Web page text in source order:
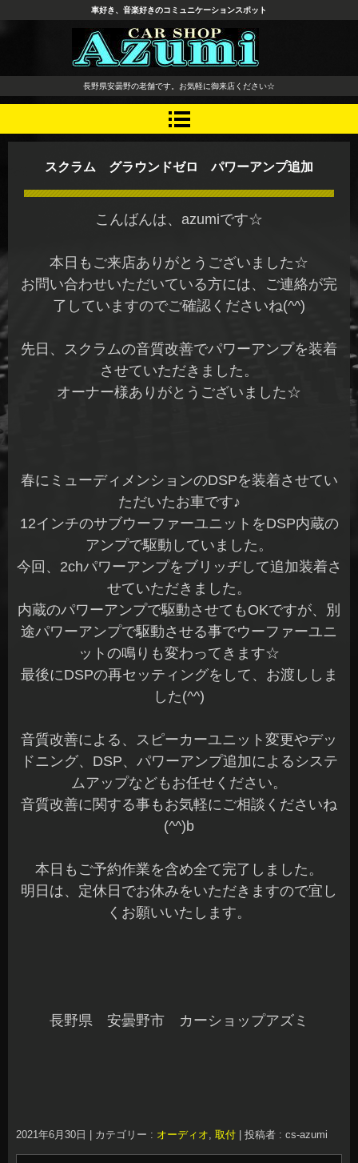
長野県 安曇野市 タイヤ ホ
イール デッドニング カーオ
ーディオ レカロシート
車好き、音楽好きのコミュニケーションスポット
長野県安曇野の老舗です。お気軽に御来店ください☆
スクラム グラウンドゼロ パワーアンプ追加
こんばんは、azumiです☆
本日もご来店ありがとうございました☆
お問い合わせいただいている方には、ご連絡が完
了していますのでご確認くださいね(^^)
先日、スクラムの音質改善でパワーアンプを装着
させていただきました。
オーナー様ありがとうございました☆
春にミューディメンションのDSPを装着させてい
ただいたお車です♪
12インチのサブウーファーユニットをDSP内蔵の
アンプで駆動していました。
今回、2chパワーアンプをブリッヂして追加装着さ
せていただきました。
内蔵のパワーアンプで駆動させてもOKですが、別
途パワーアンプで駆動させる事でウーファーユニ
ットの鳴りも変わってきます☆
最後にDSPの再セッティングをして、お渡ししま
した(^^)
音質改善による、スピーカーユニット変更やデッ
ドニング、DSP、パワーアンプ追加によるシステ
ムアップなどもお任せください。
音質改善に関する事もお気軽にご相談くださいね
(^^)b
本日もご予約作業を含め全て完了しました。
明日は、定休日でお休みをいただきますので宜し
くお願いいたします。
長野県 安曇野市 カーショップアズミ
2021年6月30日 カテゴリー : オーディオ, 取付 投稿者 : cs-azumi